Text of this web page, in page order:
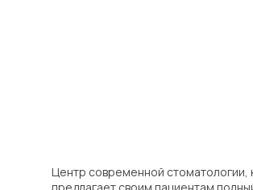
Центр современной стоматологии,